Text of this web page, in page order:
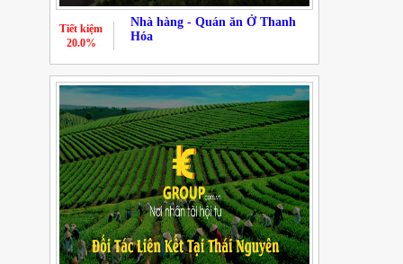
Nhà hàng - Quán ăn Ở Thanh
Hóa
Tiết kiệm
20.0%